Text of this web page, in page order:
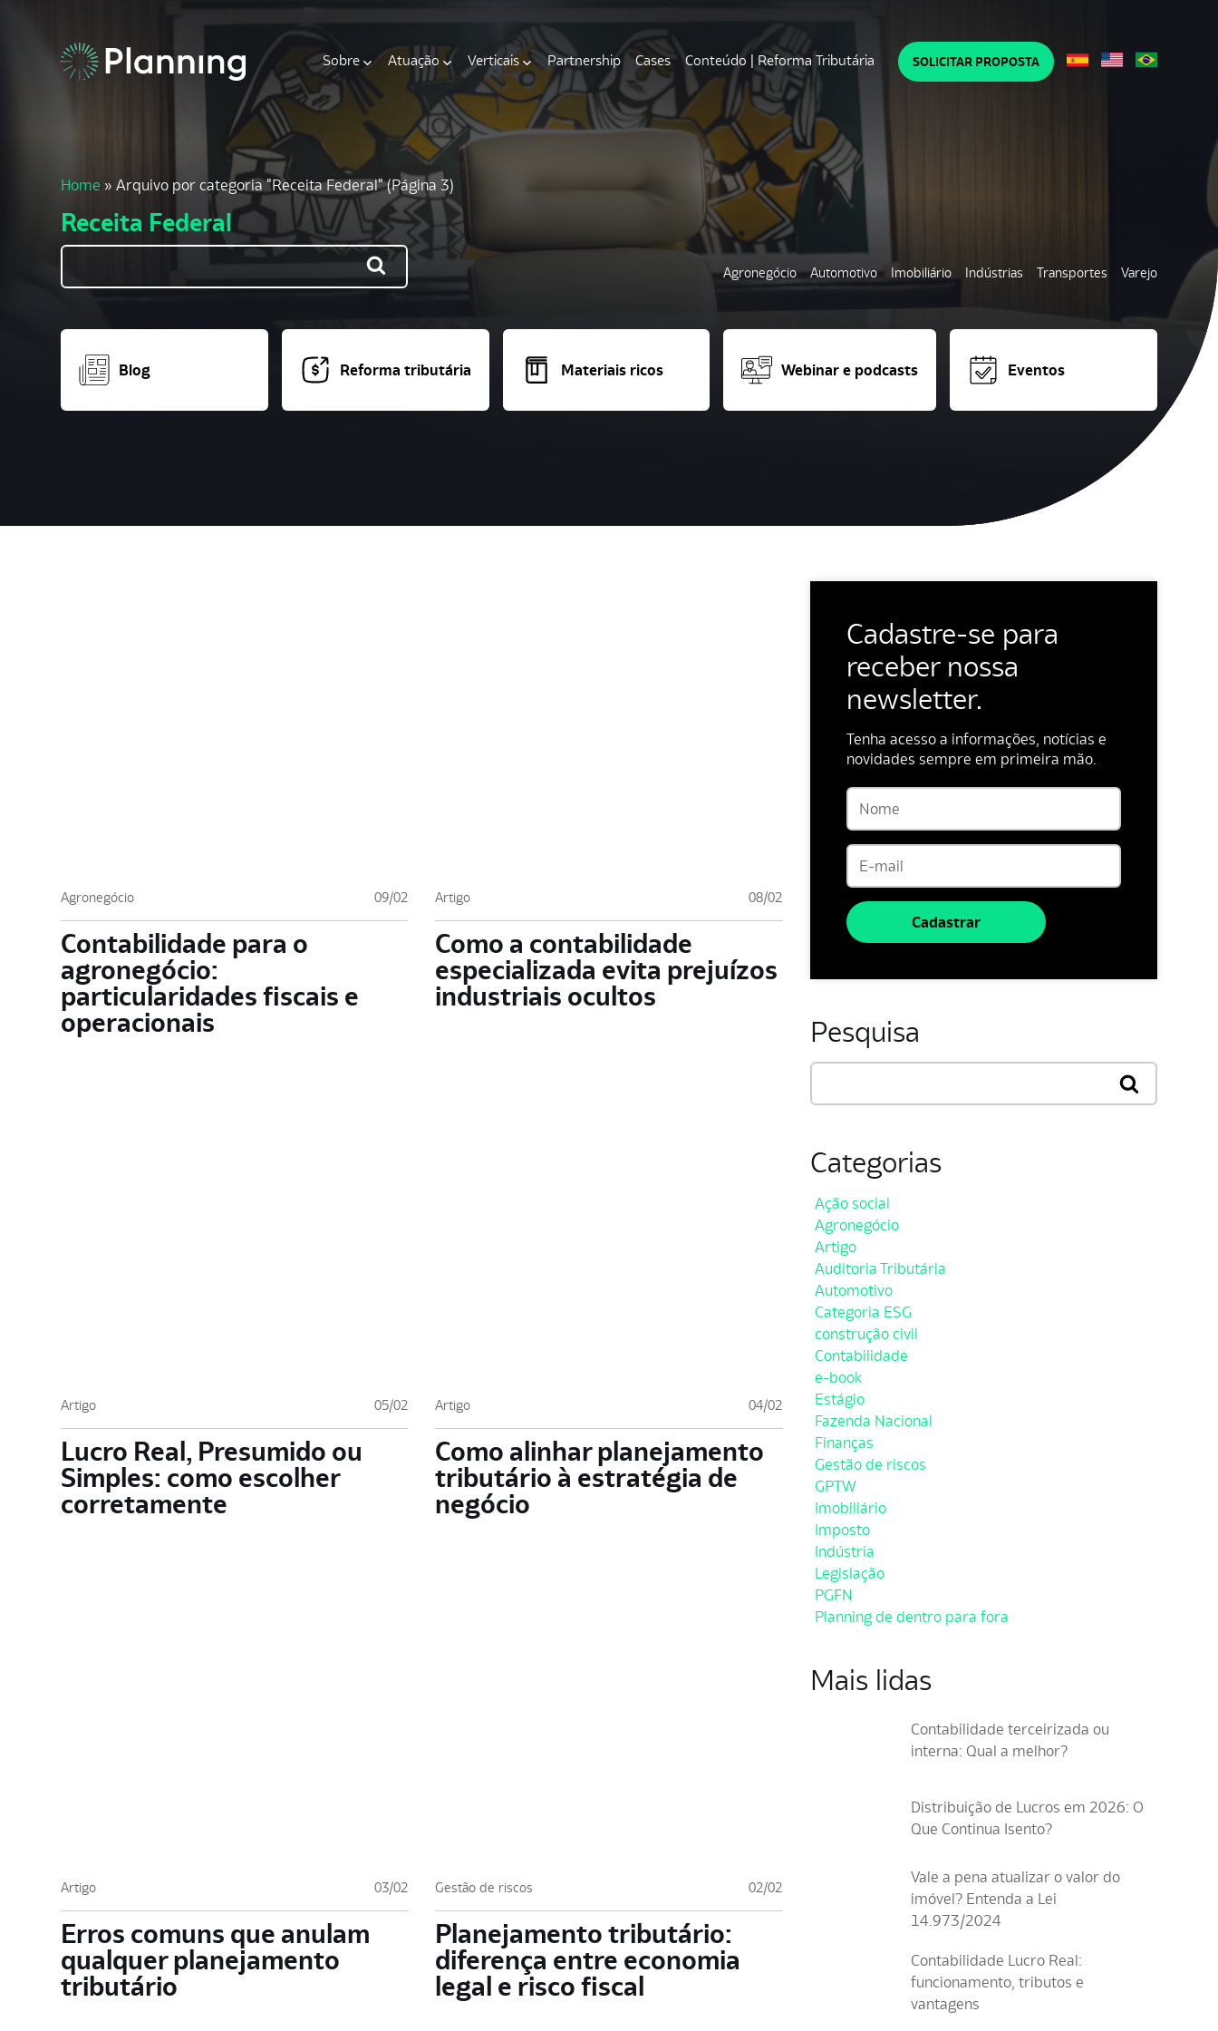
Sobre Atuação Verticais Partnership Cases Conteúdo | Reforma Tributária SOLICITAR PROPOSTA
Home » Arquivo por categoria "Receita Federal"(Página 3)
Receita Federal
Agronegócio Automotivo Imobiliário Indústrias Transportes Varejo
Blog Reforma tributária Materiais ricos Webinar e podcasts Eventos
Agronegócio 09/02
Contabilidade para o
agronegócio:
particularidades fiscais e
operacionais
Artigo 08/02
Como a contabilidade
especializada evita prejuízos
industriais ocultos
Artigo 05/02
Lucro Real, Presumido ou
Simples: como escolher
corretamente
Artigo 04/02
Como alinhar planejamento
tributário à estratégia de
negócio
Artigo 03/02
Erros comuns que anulam
qualquer planejamento
tributário
Gestão de riscos 02/02
Planejamento tributário:
diferença entre economia
legal e risco fiscal
Cadastre-se para
receber nossa
newsletter.
Tenha acesso a informações, notícias e
novidades sempre em primeira mão.
Cadastrar
Pesquisa
Categorias
Ação social
Agronegócio
Artigo
Auditoria Tributária
Automotivo
Categoria ESG
construção civil
Contabilidade
e-book
Estágio
Fazenda Nacional
Finanças
Gestão de riscos
GPTW
Imobiliário
Imposto
Indústria
Legislação
PGFN
Planning de dentro para fora
Mais lidas
Contabilidade terceirizada ou
interna: Qual a melhor?
Distribuição de Lucros em 2026: O
Que Continua Isento?
Vale a pena atualizar o valor do
imóvel? Entenda a Lei
14.973/2024
Contabilidade Lucro Real:
funcionamento, tributos e
vantagens